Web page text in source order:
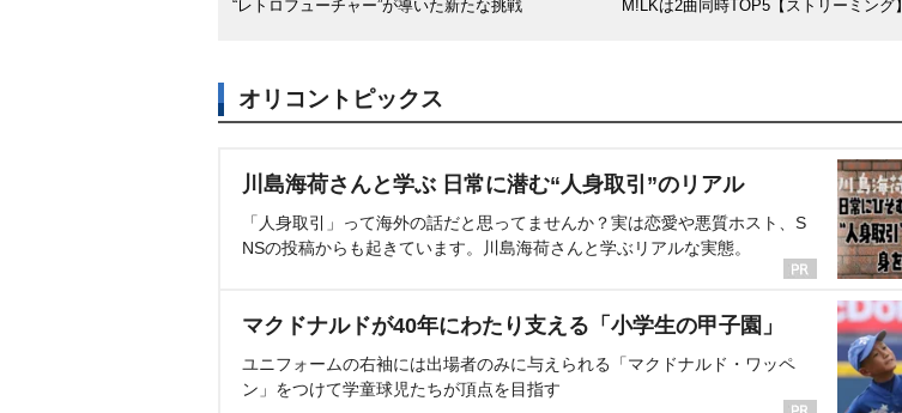
“レトロフューチャー”が導いた新たな挑戦 M!LKは2曲同時TOP5【ストリーミング】
オリコントピックス
川島海荷さんと学ぶ 日常に潜む“人身取引”のリアル
「人身取引」って海外の話だと思ってませんか？実は恋愛や悪質ホスト、S
NSの投稿からも起きています。川島海荷さんと学ぶリアルな実態。
マクドナルドが40年にわたり支える「小学生の甲子園」
ユニフォームの右袖には出場者のみに与えられる「マクドナルド・ワッペ
ン」をつけて学童球児たちが頂点を目指す